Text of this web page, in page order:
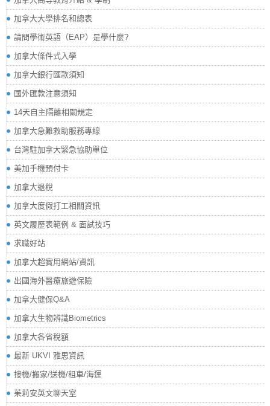
加拿大大學排名和總表
請問學術英語（EAP）是學什麼?
加拿大條件式入學
加拿大銀行匯款須知
國外匯款注意須知
14天自主隔離相關規定
加拿大急難救助服務專線
台灣駐加拿大緊急協助單位
美加手機預付卡
加拿大退稅
加拿大度假打工相關資訊
英文履歷表範例 & 面試技巧
求職好站
加拿大超實用網站/資訊
出國海外醫療旅遊保險
加拿大健保Q&A
加拿大生物辨識Biometrics
加拿大各省稅額
最新 UKVI 雅思資訊
接機/搬家/送機/租車/海運
茱莉安英文聊天室